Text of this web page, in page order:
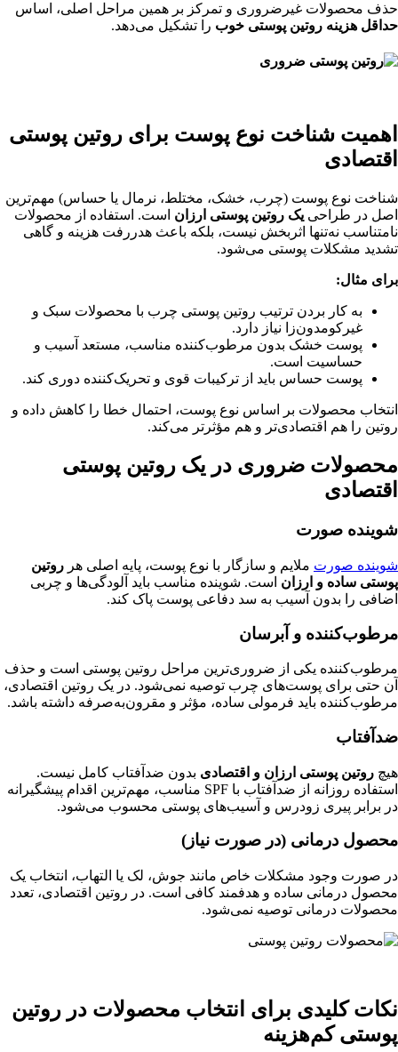
حذف محصولات غیرضروری و تمرکز بر همین مراحل اصلی، اساس
حداقل هزینه روتین پوستی خوب را تشکیل می‌دهد.
اهمیت شناخت نوع پوست برای روتین پوستی
اقتصادی
شناخت نوع پوست (چرب، خشک، مختلط، نرمال یا حساس) مهم‌ترین
اصل در طراحی یک روتین پوستی ارزان است. استفاده از محصولات
نامتناسب نه‌تنها اثربخش نیست، بلکه باعث هدررفت هزینه و گاهی
تشدید مشکلات پوستی می‌شود.
برای مثال:
به کار بردن ترتیب روتین پوستی چرب با محصولات سبک و
غیرکومدون‌زا نیاز دارد.
پوست خشک بدون مرطوب‌کننده مناسب، مستعد آسیب و
حساسیت است.
پوست حساس باید از ترکیبات قوی و تحریک‌کننده دوری کند.
انتخاب محصولات بر اساس نوع پوست، احتمال خطا را کاهش داده و
روتین را هم اقتصادی‌تر و هم مؤثرتر می‌کند.
محصولات ضروری در یک روتین پوستی
اقتصادی
شوینده صورت
شوینده صورت ملایم و سازگار با نوع پوست، پایه اصلی هر روتین
پوستی ساده و ارزان است. شوینده مناسب باید آلودگی‌ها و چربی
اضافی را بدون آسیب به سد دفاعی پوست پاک کند.
مرطوب‌کننده و آبرسان
مرطوب‌کننده یکی از ضروری‌ترین مراحل روتین پوستی است و حذف
آن حتی برای پوست‌های چرب توصیه نمی‌شود. در یک روتین اقتصادی،
مرطوب‌کننده باید فرمولی ساده، مؤثر و مقرون‌به‌صرفه داشته باشد.
ضدآفتاب
هیچ روتین پوستی ارزان و اقتصادی بدون ضدآفتاب کامل نیست.
استفاده روزانه از ضدآفتاب با SPF مناسب، مهم‌ترین اقدام پیشگیرانه
در برابر پیری زودرس و آسیب‌های پوستی محسوب می‌شود.
محصول درمانی (در صورت نیاز)
در صورت وجود مشکلات خاص مانند جوش، لک یا التهاب، انتخاب یک
محصول درمانی ساده و هدفمند کافی است. در روتین اقتصادی، تعدد
محصولات درمانی توصیه نمی‌شود.
نکات کلیدی برای انتخاب محصولات در روتین
پوستی کم‌هزینه